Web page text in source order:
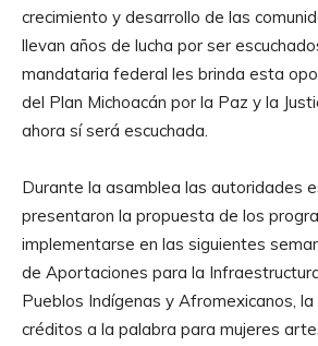
crecimiento y desarrollo de las
llevan años de lucha por ser
mandataria federal les brinda esta
del Plan Michoacán por la Paz y la
ahora sí será escuchada.
Durante la asamblea las autoridades
presentaron la propuesta de los
implementarse en las siguientes
de Aportaciones para la
Pueblos Indígenas y Afromexicanos,
créditos a la palabra para mujeres